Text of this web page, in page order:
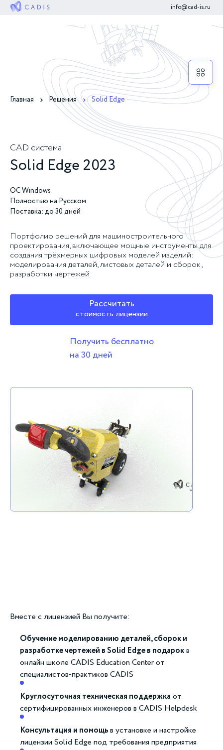
info@cad-is.ru
Главная Решения Solid Edge
CAD система
Solid Edge 2023
ОС Windows
Полностью на Русском
Поставка: до 30 дней
Портфолио решений для машиностроительного
проектирования, включающее мощные инструменты для
создания трёхмерных цифровых моделей изделий:
моделирования деталей, листовых деталей и сборок,
разработки чертежей
Рассчитать
стоимость лицензии
Получить бесплатно
на 30 дней
Вместе с лицензией Вы получите:
Обучение моделированию деталей, сборок и
разработке чертежей в Solid Edge в подарок в
онлайн школе CADIS Education Center от
специалистов-практиков CADIS
Круглосуточная техническая поддержка от
сертифицированных инженеров в CADIS Helpdesk
Консультация и помощь в установке и настройке
лицензии Solid Edge под требования предприятия